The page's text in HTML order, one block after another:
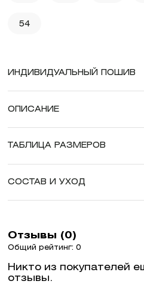
54
ИНДИВИДУАЛЬНЫЙ ПОШИВ
ОПИСАНИЕ
ТАБЛИЦА РАЗМЕРОВ
СОСТАВ И УХОД
Отзывы (0)
Общий рейтинг: 0
Никто из покупателей
отзывы.